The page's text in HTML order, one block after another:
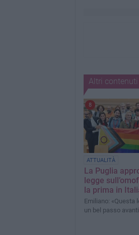
Altri
8
ATTUALITÀ
La Puglia
legge
la prima in
Emiliano: «Questa
un bel passo